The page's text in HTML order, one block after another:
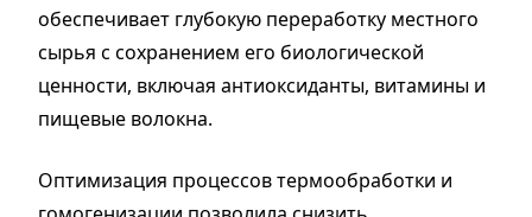
обеспечивает глубокую переработку местного
сырья с сохранением его биологической
ценности, включая антиоксиданты, витамины и
пищевые волокна.
Оптимизация процессов термообработки и